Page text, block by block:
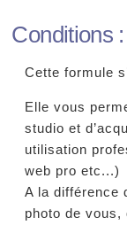
Conditions :
Cette formule
Elle vous
studio et
utilisation
web pro etc...)
A la différence
photo de